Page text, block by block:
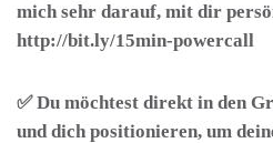
mich sehr darauf, mit dir
http://bit.ly/15min-powercall
✅ Du möchtest direkt in den
und dich positionieren, um